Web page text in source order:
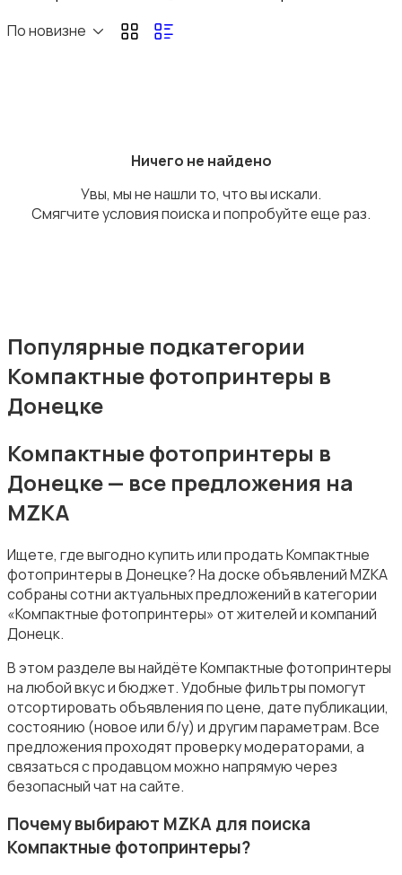
Аксессуары
Штативы и стабилизаторы
Студийное оборудование
Цифровые фоторамки
Компактные фотопринтеры
Бинокли и оптические приборы
По новизне
Ничего не найдено
Увы, мы не нашли то, что вы искали.
Смягчите условия поиска и попробуйте еще раз.
Популярные подкатегории
Компактные фотопринтеры в
Донецке
Компактные фотопринтеры в
Донецке — все предложения на
MZKA
Ищете, где выгодно купить или продать Компактные
фотопринтеры в Донецке? На доске объявлений MZKA
собраны сотни актуальных предложений в категории
«Компактные фотопринтеры» от жителей и компаний
Донецк.
В этом разделе вы найдёте Компактные фотопринтеры
на любой вкус и бюджет. Удобные фильтры помогут
отсортировать объявления по цене, дате публикации,
состоянию (новое или б/у) и другим параметрам. Все
предложения проходят проверку модераторами, а
связаться с продавцом можно напрямую через
безопасный чат на сайте.
Почему выбирают MZKA для поиска
Компактные фотопринтеры?